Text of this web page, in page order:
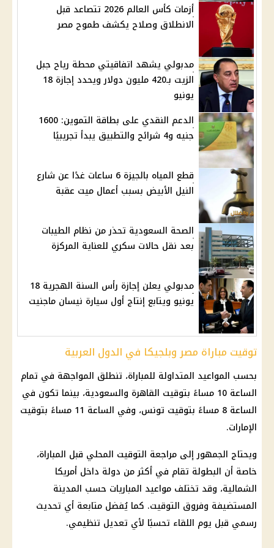
أزمات كأس العالم 2026 تتصاعد قبل
الانطلاق وصلاح يكشف طموح مصر
مدبولي يشهد اتفاقيتي محطة رياح جبل
الزيت بـ420 مليون دولار ويحدد إجازة 18
يونيو
الدعم النقدي على بطاقة التموين: 1600
جنيه و4 شرائح والتطبيق يبدأ تجريبيًا
قطع المياه بالجيزة 6 ساعات غدًا عن شارع
النيل الأبيض بسبب أعمال ميت عقبة
الصحة السعودية تحذر من نظام الطيبات
بعد نقل حالات سكري للعناية المركزة
مدبولي يعلن إجازة رأس السنة الهجرية 18
يونيو ويتابع إنتاج أول سيارة نيسان ماجنيت
توقيت مباراة مصر وبلجيكا في الدول العربية
بحسب المواعيد المتداولة للمباراة، تنطلق المواجهة في تمام
الساعة 10 مساءً بتوقيت القاهرة والسعودية، بينما تكون في
الساعة 8 مساءً بتوقيت تونس، وفي الساعة 11 مساءً بتوقيت
الإمارات.
ويحتاج الجمهور إلى مراجعة التوقيت المحلي قبل المباراة،
خاصة أن البطولة تقام في أكثر من دولة داخل أمريكا
الشمالية، وقد تختلف مواعيد المباريات حسب المدينة
المستضيفة وفروق التوقيت. كما يُفضل متابعة أي تحديث
رسمي قبل يوم اللقاء تحسبًا لأي تعديل تنظيمي.